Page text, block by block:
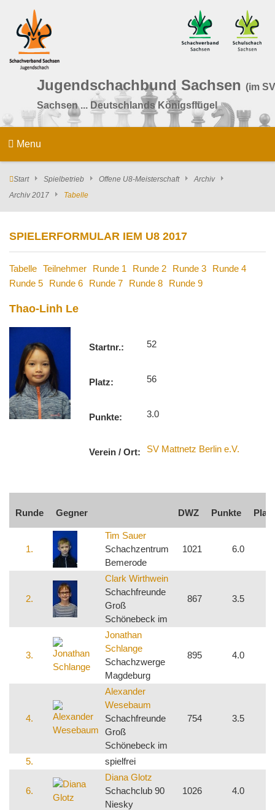
Jugendschachbund Sachsen (im
Sachsen ... Deutschlands Königsflügel
Menu
Start Spielbetrieb Offene U8-Meisterschaft
Archiv
Archiv 2017
Tabelle
SPIELERFORMULAR IEM U8 2017
Tabelle Teilnehmer Runde 1 Runde 2 Runde 3
Runde 4
Runde 5
Runde 6 Runde 7 Runde 8 Runde 9
Thao-Linh Le
Startnr.: 52
Platz: 56
Punkte: 3.0
Verein / Ort: SV Mattnetz Berlin e.V.
Runde Gegner DWZ Punkte Platz
1.
Tim Sauer
Schachzentrum
Bemerode
1021 6.0
2.
Clark Wirthwein
Schachfreunde
Groß
Schönebeck im
867 3.5
3.
Jonathan
Schlange
Schachzwerge
Magdeburg
895 4.0
4.
Alexander
Wesebaum
Schachfreunde
Groß
Schönebeck im
754 3.5
5. spielfrei
6.
Diana Glotz
Schachclub 90
Niesky
1026 4.0